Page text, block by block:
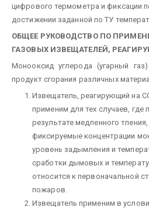
цифрового термометра и фиксации
достижении заданной по ТУ
ОБЩЕЕ РУКОВОДСТВО ПО
ГАЗОВЫХ ИЗВЕЩАТЕЛЕЙ,
Монооксид углерода (угарный
продукт сгорания различных
Извещатель, реагирующий на
применим для тех случаев,
результате медленного
фиксируемые концентрации
уровень задымления и
сработки дымовых и
относится к первоначальной
пожаров.
Извещатель применим в